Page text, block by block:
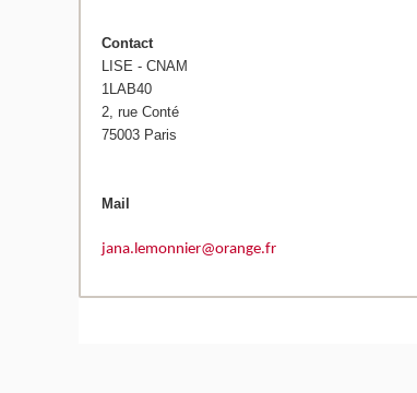
Contact
LISE - CNAM
1LAB40
2, rue Conté
75003 Paris
Mail
jana.lemonnier@orange.fr